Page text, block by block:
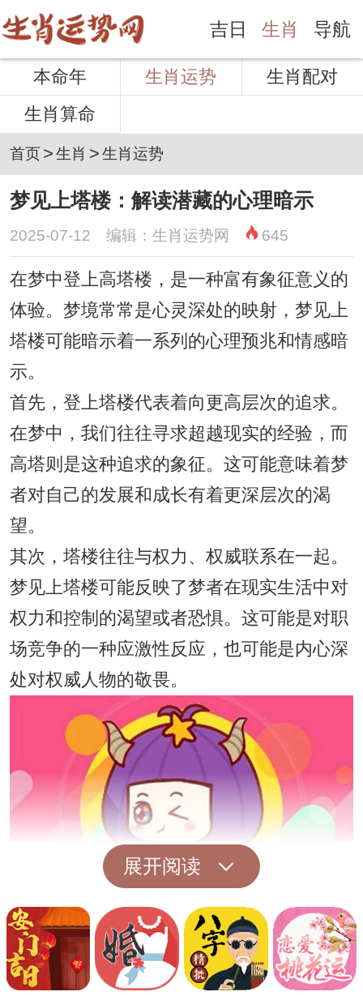
吉日 生肖 导航
本命年 生肖运势
生肖配对
生肖算命
首页>生肖 >生肖运势
梦见上塔楼：解读潜藏的心理暗示
2025-07-12 编辑：生肖运势网 645
在梦中登上高塔楼，是一种富有象征意义的
体验。梦境常常是心灵深处的映射，梦见上
塔楼可能暗示着一系列的心理预兆和情感暗
示。
首先，登上塔楼代表着向更高层次的追求。
在梦中，我们往往寻求超越现实的经验，而
高塔则是这种追求的象征。这可能意味着梦
者对自己的发展和成长有着更深层次的渴
望。
其次，塔楼往往与权力、权威联系在一起。
梦见上塔楼可能反映了梦者在现实生活中对
权力和控制的渴望或者恐惧。这可能是对职
场竞争的一种应激性反应，也可能是内心深
处对权威人物的敬畏。
另外，登上塔楼还可能暗示着一种追求自由
的愿望。高处的景色往往让人感到开阔和自
展开阅读